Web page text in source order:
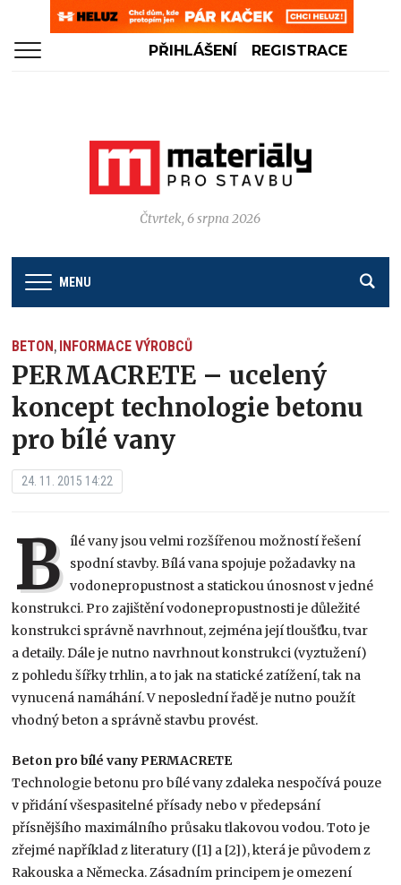
PŘIHLÁŠENÍ REGISTRACE
Čtvrtek, 6 srpna 2026
MENU
BETON, INFORMACE VÝROBCŮ
PERMACRETE – ucelený
koncept technologie betonu
pro bílé vany
24. 11. 2015 14:22
B ílé vany jsou velmi rozšířenou možností řešení
spodní stavby. Bílá vana spojuje požadavky na
vodonepropustnost a statickou únosnost v jedné
konstrukci. Pro zajištění vodonepropustnosti je důležité
konstrukci správně navrhnout, zejména její tloušťku, tvar
a detaily. Dále je nutno navrhnout konstrukci (vyztužení)
z pohledu šířky trhlin, a to jak na statické zatížení, tak na
vynucená namáhání. V neposlední řadě je nutno použít
vhodný beton a správně stavbu provést.
Beton pro bílé vany PERMACRETE
Technologie betonu pro bílé vany zdaleka nespočívá pouze
v přidání všespasitelné přísady nebo v předepsání
přísnějšího maximálního průsaku tlakovou vodou. Toto je
zřejmé například z literatury ([1] a [2]), která je původem z
Rakouska a Německa. Zásadním principem je omezení